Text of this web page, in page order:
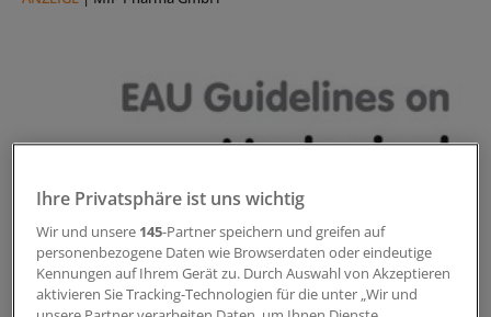
Ergänzung EAU-Leitlinie 2026
Ihre Privatsphäre ist uns wichtig
Wir und unsere 145-Partner speichern und greifen auf
personenbezogene Daten wie Browserdaten oder eindeutige
Kennungen auf Ihrem Gerät zu. Durch Auswahl von Akzeptieren
aktivieren Sie Tracking-Technologien für die unter „Wir und